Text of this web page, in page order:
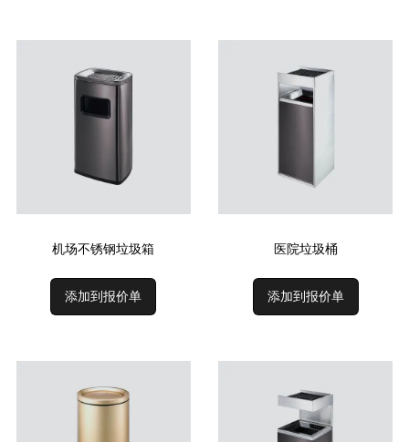
机场不锈钢垃圾箱
添加到报价单
医院垃圾桶
添加到报价单